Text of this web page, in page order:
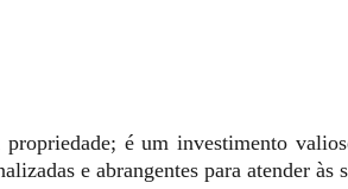
é um investimento
e abrangentes para atender às